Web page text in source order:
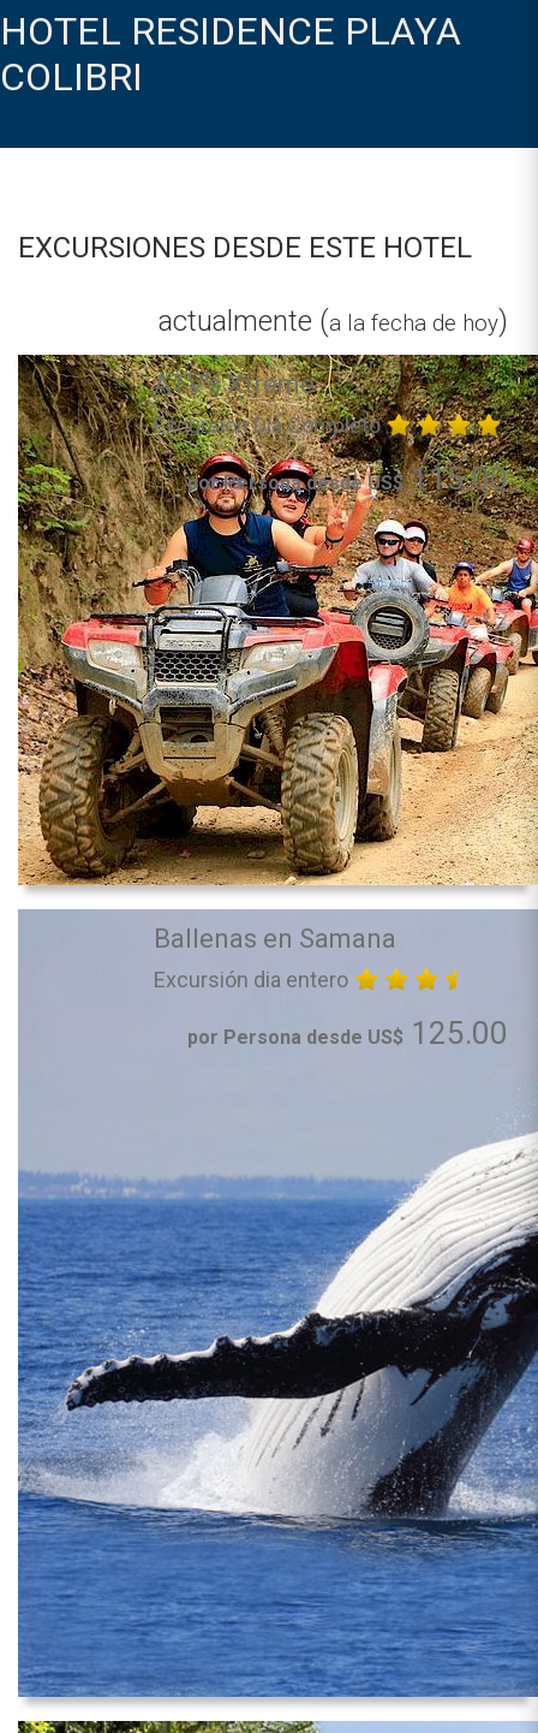
HOTEL RESIDENCE PLAYA
COLIBRI
EXCURSIONES DESDE ESTE HOTEL
actualmente (a la fecha de hoy)
ATV's Xtreme
Excursión Día Completo
por Persona desde US$115.00
Ballenas en Samana
Excursión dia entero
por Persona desde US$ 125.00